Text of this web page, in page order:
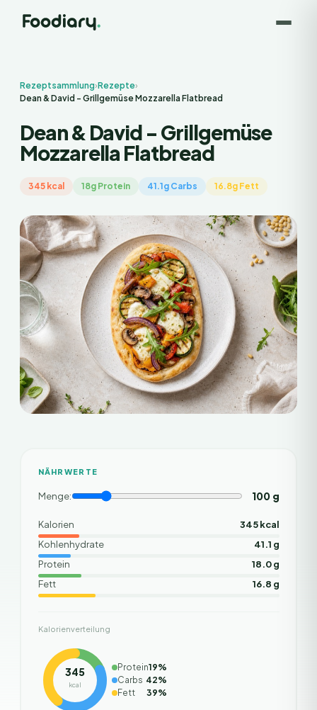
Rezeptsammlung›Rezepte›
Dean & David - Grillgemüse Mozzarella Flatbread
Dean & David - Grillgemüse
Mozzarella Flatbread
345 kcal 18g Protein 41.1g Carbs 16.8g Fett
NÄHRWERTE
Menge: 100g
Kalorien
345 kcal
Kohlenhydrate
41.1 g
Protein
18.0 g
Fett
16.8 g
Kalorienverteilung
345
kcal
Protein19%
Carbs 42%
Fett
39%